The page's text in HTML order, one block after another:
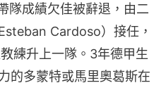
隊成績欠佳被辭退，由二
Cardoso）接任，
練升上一隊。3年德甲生
的多蒙特或馬里奧葛斯在